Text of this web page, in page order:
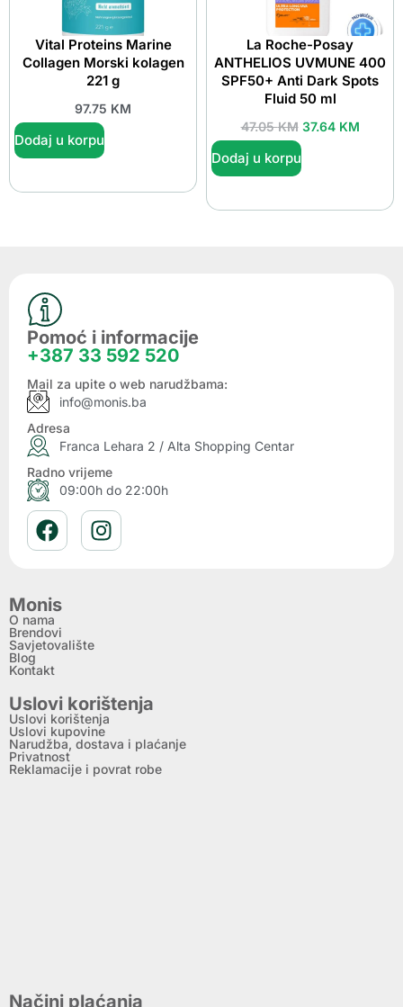
Vital Proteins Marine
Collagen Morski kolagen
221 g
97.75 KM
Dodaj u korpu
La Roche-Posay
ANTHELIOS UVMUNE 400
SPF50+ Anti Dark Spots
Fluid 50 ml
47.05KM 37.64 KM
Dodaj u korpu
Pomoć i informacije
+387 33 592 520
Mail za upite o web narudžbama:
info@monis.ba
Adresa
Franca Lehara 2 / Alta Shopping Centar
Radno vrijeme
09:00h do 22:00h
Monis
O nama
Brendovi
Savjetovalište
Blog
Kontakt
Uslovi korištenja
Uslovi korištenja
Uslovi kupovine
Narudžba, dostava i plaćanje
Privatnost
Reklamacije i povrat robe
Načini plaćanja